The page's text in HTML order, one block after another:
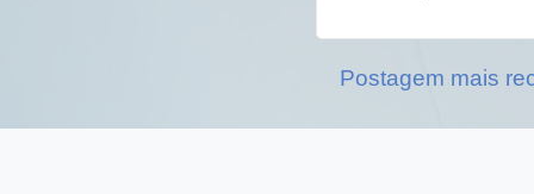
Postagem mais